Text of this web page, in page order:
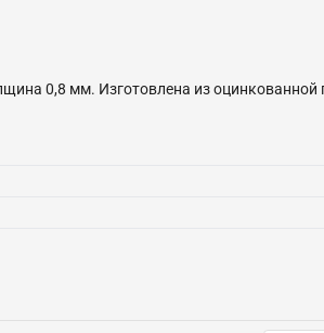
0,8 мм. Изготовлена из оцинкованной